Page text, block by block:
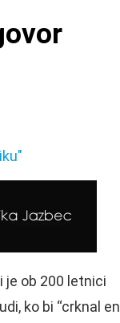
je ob 200 letnici
ko bi “crknal en